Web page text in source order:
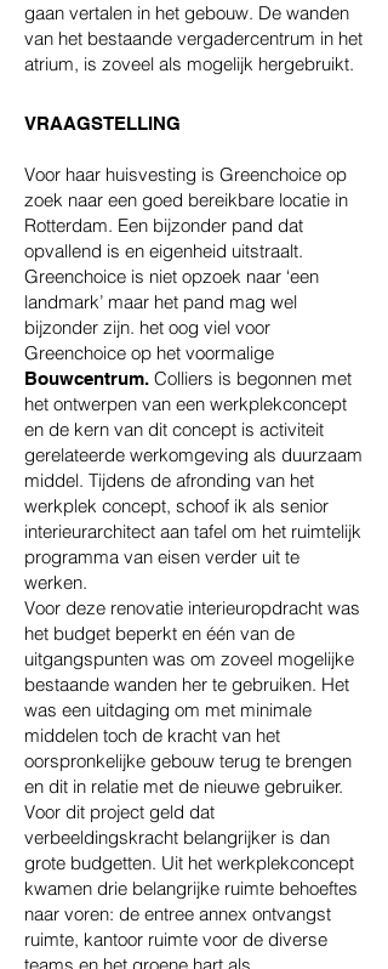
gaan vertalen in het gebouw. De wanden
van het bestaande vergadercentrum in het
atrium, is zoveel als mogelijk hergebruikt.
VRAAGSTELLING
Voor haar huisvesting is Greenchoice op
zoek naar een goed bereikbare locatie in
Rotterdam. Een bijzonder pand dat
opvallend is en eigenheid uitstraalt.
Greenchoice is niet opzoek naar ‘een
landmark’ maar het pand mag wel
bijzonder zijn. het oog viel voor
Greenchoice op het voormalige
Bouwcentrum. Colliers is begonnen met
het ontwerpen van een werkplekconcept
en de kern van dit concept is activiteit
gerelateerde werkomgeving als duurzaam
middel. Tijdens de afronding van het
werkplek concept, schoof ik als senior
interieurarchitect aan tafel om het ruimtelijk
programma van eisen verder uit te
werken.
Voor deze renovatie interieuropdracht was
het budget beperkt en één van de
uitgangspunten was om zoveel mogelijke
bestaande wanden her te gebruiken. Het
was een uitdaging om met minimale
middelen toch de kracht van het
oorspronkelijke gebouw terug te brengen
en dit in relatie met de nieuwe gebruiker.
Voor dit project geld dat
verbeeldingskracht belangrijker is dan
grote budgetten. Uit het werkplekconcept
kwamen drie belangrijke ruimte behoeftes
naar voren: de entree annex ontvangst
ruimte, kantoor ruimte voor de diverse